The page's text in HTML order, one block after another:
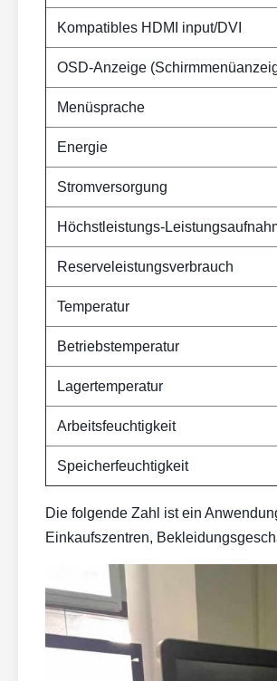
Kompatibles HDMI input/DVI
OSD-Anzeige
Menüsprache
Energie
Stromversorgung
Höchstleistungs-
Reserveleistungsverbrauch
Temperatur
Betriebstemperatur
Lagertemperatur
Arbeitsfeuchtigkeit
Speicherfeuchtigkeit
Die folgende Zahl ist ein
Einkaufszentren,